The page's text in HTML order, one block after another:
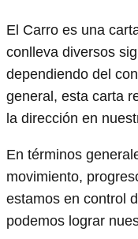
El Carro es una
conlleva diversos
dependiendo del
general, esta carta
la dirección en
En términos
movimiento,
estamos en control
podemos lograr